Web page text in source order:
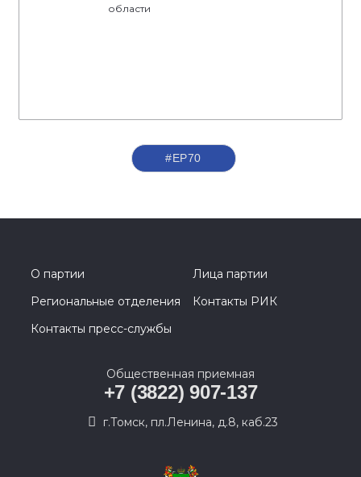
области
#ЕР70
О партии
Лица партии
Региональные отделения
Контакты РИК
Контакты пресс-службы
Общественная приемная
+7 (3822) 907-137
г.Томск, пл.Ленина, д.8, каб.23